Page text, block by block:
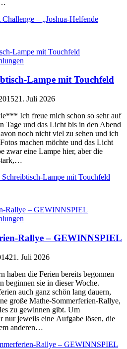
– „Joshua-Helfende
Lampe mit Touchfeld
21. Juli 2026
Ich freue mich schon so sehr auf
Tage und das Licht bis in den Abend
noch nicht viel zu sehen und ich
machen möchte und das Licht
zwar eine Lampe hier, aber die
Lampe mit Touchfeld
Rallye – GEWINNSPIEL
21. Juli 2026
haben die Ferien bereits begonnen
beginnen sie in dieser Woche.
auch ganz schön lang dauern,
große Mathe-Sommerferien-Rallye,
zu gewinnen gibt. Um
nur jeweils eine Aufgabe lösen, die
anderen…
Rallye – GEWINNSPIEL